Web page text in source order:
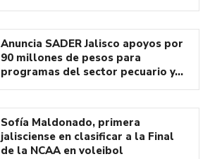
Anuncia SADER Jalisco apoyos por
90 millones de pesos para
programas del sector pecuario y…
Sofía Maldonado, primera
jalisciense en clasificar a la Final
de la NCAA en voleibol